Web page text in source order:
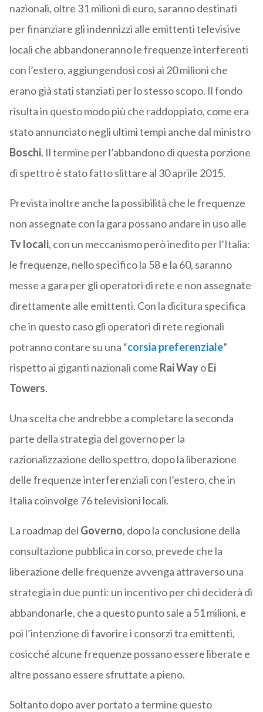
nazionali, oltre 31 milioni di euro, saranno destinati
per finanziare gli indennizzi alle emittenti televisive
locali che abbandoneranno le frequenze interferenti
con l’estero, aggiungendosi così ai 20 milioni che
erano già stati stanziati per lo stesso scopo. Il fondo
risulta in questo modo più che raddoppiato, come era
stato annunciato negli ultimi tempi anche dal ministro
Boschi. Il termine per l’abbandono di questa porzione
di spettro è stato fatto slittare al 30 aprile 2015.
Prevista inoltre anche la possibilità che le frequenze
non assegnate con la gara possano andare in uso alle
Tv locali, con un meccanismo però inedito per l’Italia:
le frequenze, nello specifico la 58 e la 60, saranno
messe a gara per gli operatori di rete e non assegnate
direttamente alle emittenti. Con la dicitura specifica
che in questo caso gli operatori di rete regionali
potranno contare su una “corsia preferenziale”
rispetto ai giganti nazionali come Rai WayoEi
Towers.
Una scelta che andrebbe a completare la seconda
parte della strategia del governo per la
razionalizzazione dello spettro, dopo la liberazione
delle frequenze interferenziali con l’estero, che in
Italia coinvolge 76 televisioni locali.
La roadmap del Governo, dopo la conclusione della
consultazione pubblica in corso, prevede che la
liberazione delle frequenze avvenga attraverso una
strategia in due punti: un incentivo per chi deciderà di
abbandonarle, che a questo punto sale a 51 milioni, e
poi l’intenzione di favorire i consorzi tra emittenti,
cosicché alcune frequenze possano essere liberate e
altre possano essere sfruttate a pieno.
Soltanto dopo aver portato a termine questo